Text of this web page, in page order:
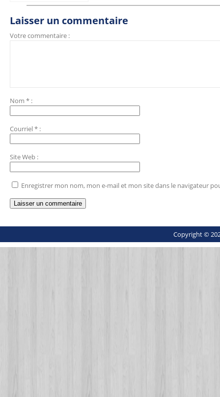
Laisser un commentaire
Votre commentaire :
Nom * :
Courriel * :
Site Web :
Enregistrer mon nom, mon e-mail et mon site dans le navigateur
Copyright ©